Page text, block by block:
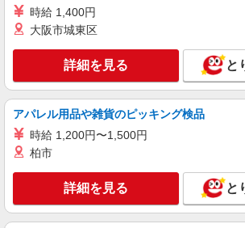
キープ 詳
株式会社kotrio /●HR-H-1991486
八丁堀＊グループホーム
時給1350円〜1937円
通費全支給(ガソリン代含む)
広島市中区 八丁堀駅
時給 1,400円
大阪市城東区
詳細を見る と
アパレル用品や雑貨のピッキング検品
時給 1,200円〜1,500円
柏市
詳細を見る と